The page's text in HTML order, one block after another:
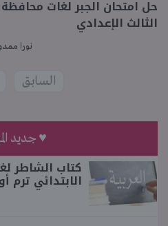
الثالث الإعدادي
نورا
السابق
♥ جديد
كتاب الشاطر
الابتدائي ترم أول